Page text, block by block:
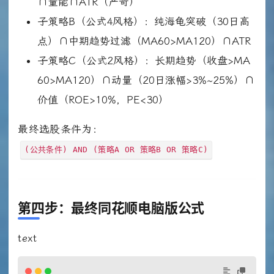
子策略B（公式4风格）：纯海龟突破（30日高
点）∩中期趋势过滤（MA60>MA120）∩ATR
子策略C（公式2风格）：长期趋势（收盘>MA
60>MA120）∩动量（20日涨幅>3%~25%）∩
价值（ROE>10%，PE<30）
最终选股条件为：
(公共条件) AND (策略A OR 策略B OR 策略C)
第四步：最终同花顺电脑版公式
text